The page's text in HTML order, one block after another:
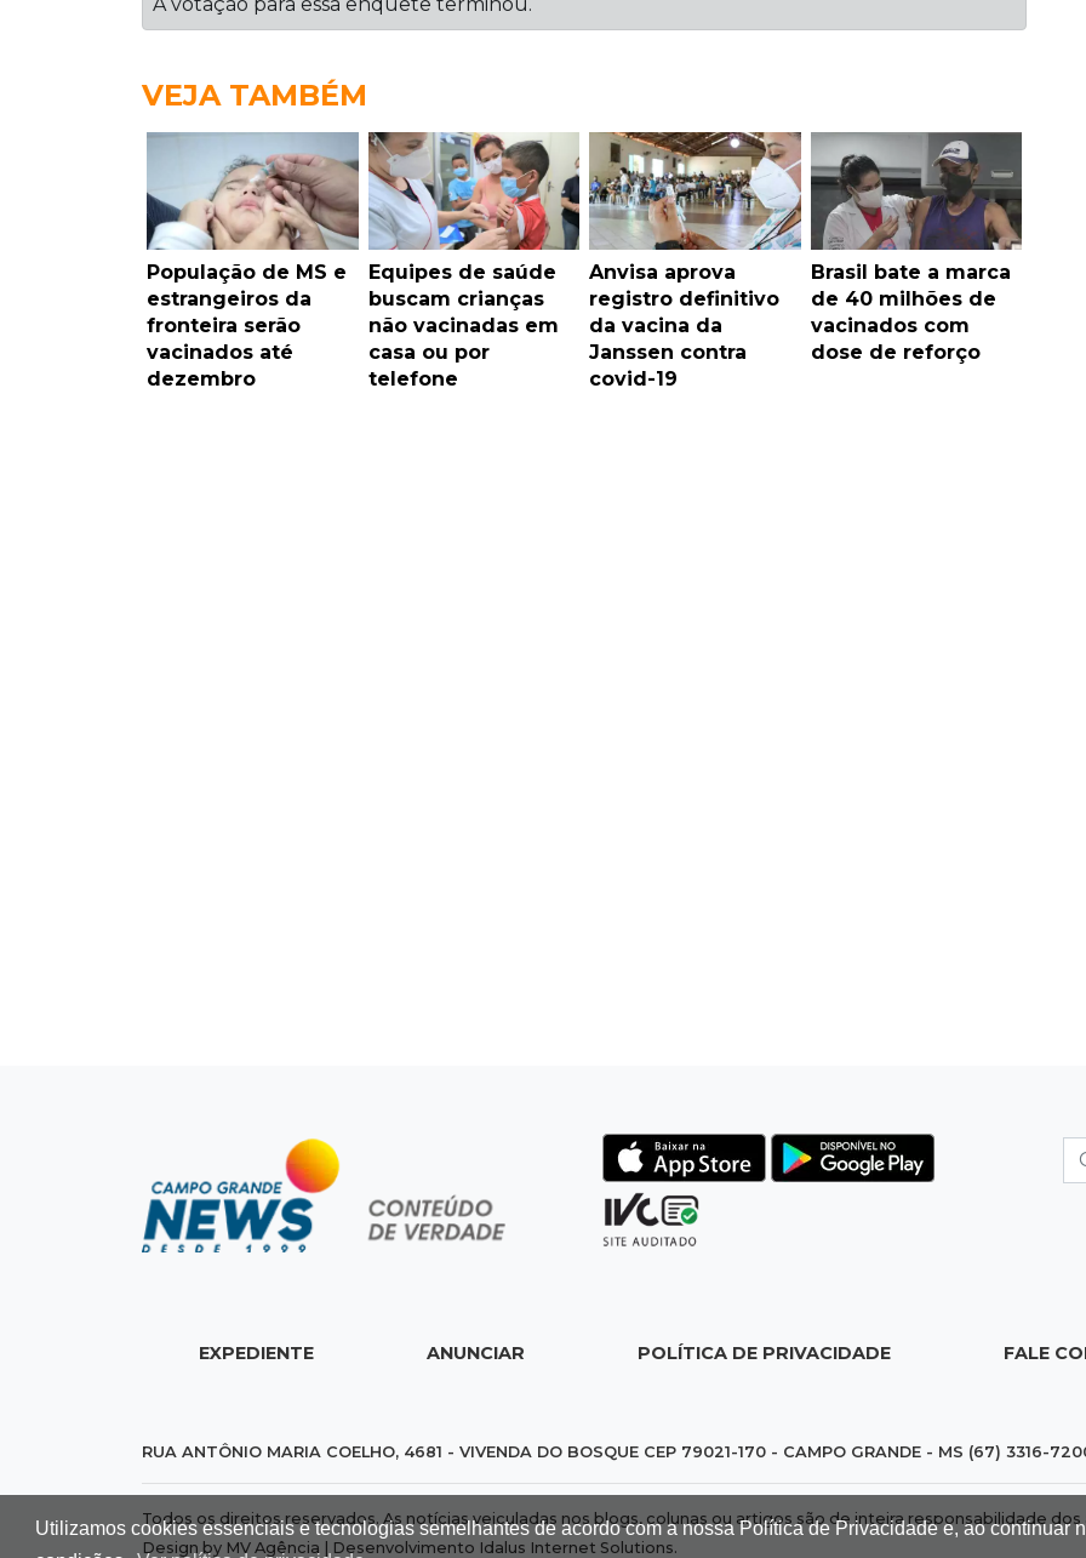
Utilizamos cookies essenciais e tecnologias semelhantes de acordo com a nossa Política de Privacidade e, ao continuar
VEJA TAMBÉM
População de MS e
estrangeiros da
fronteira serão
vacinados até
dezembro
Equipes de saúde
buscam crianças
não vacinadas em
casa ou por
telefone
Anvisa aprova
registro definitivo
da vacina da
Janssen contra
covid-19
Brasil bate a marca
de 40 milhões de
vacinados com
dose de reforço
EXPEDIENTE ANUNCIAR POLÍTICA DE PRIVACIDADE FALE
RUA ANTÔNIO MARIA COELHO, 4681 - VIVENDA DO BOSQUE CEP 79021-170 - CAMPO GRANDE - MS (67) 3316-
Todos os direitos reservados. As notícias veiculadas nos blogs, colunas ou artigos são de inteira responsabilidade
Design by MV Agência | Desenvolvimento Idalus Internet Solutions.